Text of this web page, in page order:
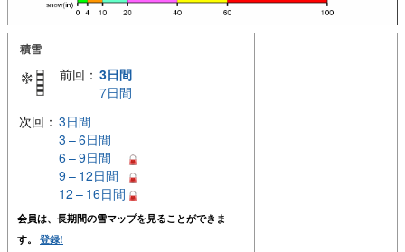
積雪
前回： 3日間
7日間
次回： 3日間
3 – 6日間
6 – 9日間
9 – 12日間
12 – 16日間
会員は、長期間の雪マップを見ることができま
す。 登録!